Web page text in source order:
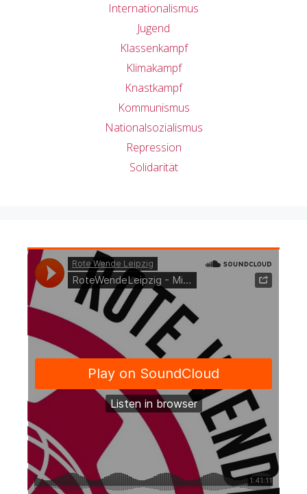
Internationalismus
Jugend
Klassenkampf
Klimakampf
Knastkampf
Kommunismus
Nationalsozialismus
Repression
Solidarität